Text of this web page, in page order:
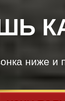
ниже